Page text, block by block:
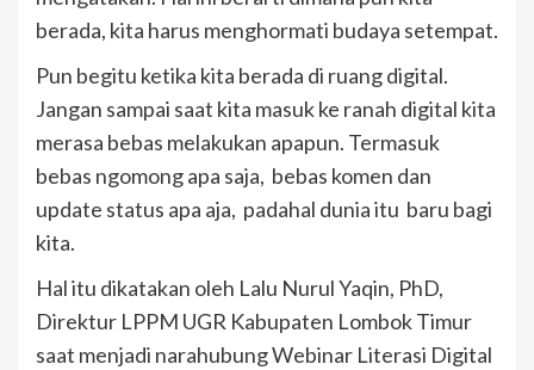
berada, kita harus menghormati budaya setempat.
Pun begitu ketika kita berada di ruang digital.
Jangan sampai saat kita masuk ke ranah digital kita
merasa bebas melakukan apapun. Termasuk
bebas ngomong apa saja, bebas komen dan
update status apa aja, padahal dunia itu baru bagi
kita.
Hal itu dikatakan oleh Lalu Nurul Yaqin, PhD,
Direktur LPPM UGR Kabupaten Lombok Timur
saat menjadi narahubung Webinar Literasi Digital